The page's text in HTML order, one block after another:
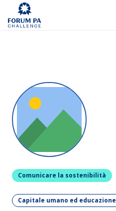
Comunicare la sostenibilità
Capitale umano ed educazione